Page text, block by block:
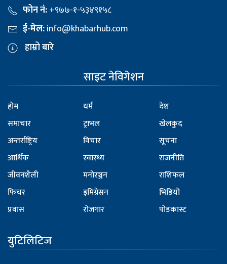
फोन नं:+९७७-१-५३४९१५८
ई-मेल:info@khabarhub.com
हाम्रो बारे
साइट नेविगेशन
होम
समाचार
अन्तर्राष्ट्रिय
आर्थिक
जीवनशैली
फिचर
प्रवास
धर्म
ट्राभल
विचार
स्वास्थ्य
मनोरञ्जन
इमिग्रेसन
रोजगार
देश
खेलकुद
सूचना
राजनीति
राशिफल
भिडियो
पोडकास्ट
युटिलिटिज